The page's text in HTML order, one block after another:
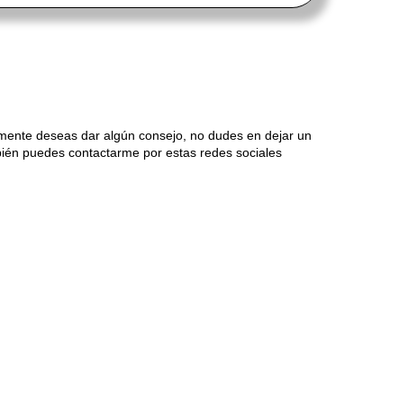
deseas dar algún consejo, no dudes en dejar un
puedes contactarme por estas redes sociales